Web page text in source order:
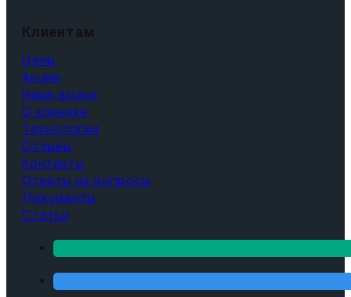
Клиентам
Цены
Акции
Наши врачи
О клинике
Технологии
Отзывы
Контакты
Ответы на вопросы
Документы
Статьи